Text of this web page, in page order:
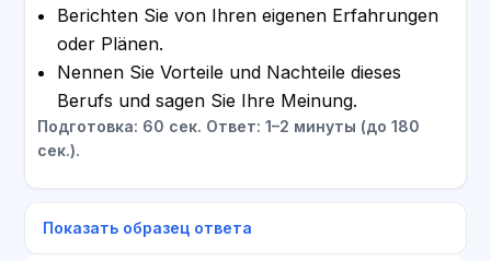
Berichten Sie von Ihren eigenen Erfahrungen
oder Plänen.
Nennen Sie Vorteile und Nachteile dieses
Berufs und sagen Sie Ihre Meinung.
Подготовка: 60 сек. Ответ: 1–2 минуты (до 180
сек.).
Показать образец ответа